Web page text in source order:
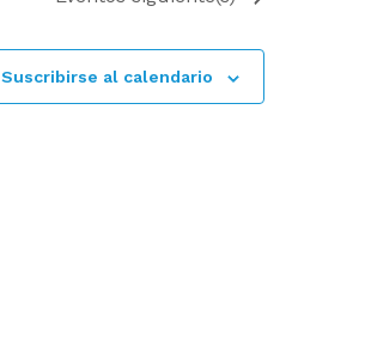
Suscribirse al calendario